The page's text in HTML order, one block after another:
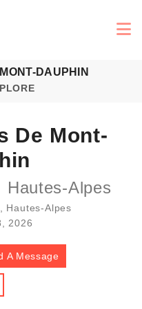
DAUPHIN
De Mont-
Hautes-Alpes
Hautes-Alpes
2026
A Message